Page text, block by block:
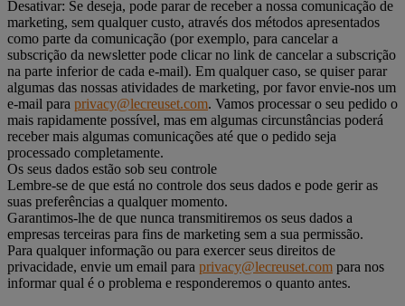
Desativar: Se deseja, pode parar de receber a nossa comunicação de
marketing, sem qualquer custo, através dos métodos apresentados
como parte da comunicação (por exemplo, para cancelar a
subscrição da newsletter pode clicar no link de cancelar a subscrição
na parte inferior de cada e-mail). Em qualquer caso, se quiser parar
algumas das nossas atividades de marketing, por favor envie-nos um
e-mail para privacy@lecreuset.com. Vamos processar o seu pedido o
mais rapidamente possível, mas em algumas circunstâncias poderá
receber mais algumas comunicações até que o pedido seja
processado completamente.
Os seus dados estão sob seu controle
Lembre-se de que está no controle dos seus dados e pode gerir as
suas preferências a qualquer momento.
Garantimos-lhe de que nunca transmitiremos os seus dados a
empresas terceiras para fins de marketing sem a sua permissão.
Para qualquer informação ou para exercer seus direitos de
privacidade, envie um email para privacy@lecreuset.com para nos
informar qual é o problema e responderemos o quanto antes.